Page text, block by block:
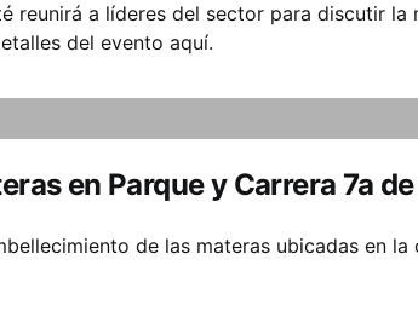
reunirá a líderes del sector para discutir la
del evento aquí.
en Parque y Carrera 7a
de las materas ubicadas en